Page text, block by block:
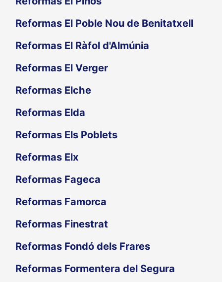
Reformas El Poble Nou de Benitatxell
Reformas El Ràfol d'Almúnia
Reformas El Verger
Reformas Elche
Reformas Elda
Reformas Els Poblets
Reformas Elx
Reformas Fageca
Reformas Famorca
Reformas Finestrat
Reformas Fondó dels Frares
Reformas Formentera del Segura